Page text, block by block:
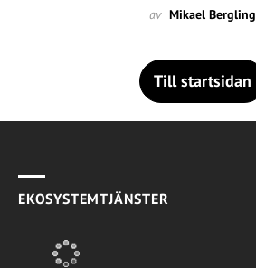
av Mikael Bergling
Till startsidan
EKOSYSTEMTJÄNSTER